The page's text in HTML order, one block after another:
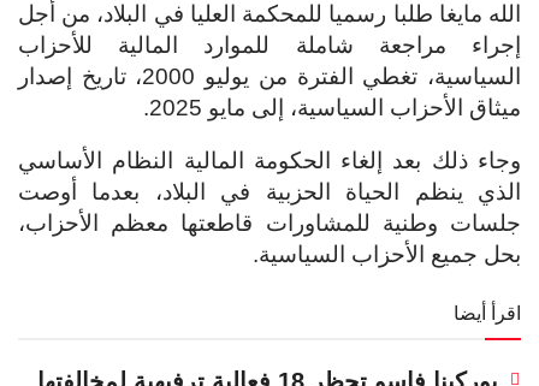
الله مايغا طلبا رسميا للمحكمة العليا في البلاد، من أجل
إجراء مراجعة شاملة للموارد المالية للأحزاب
السياسية، تغطي الفترة من يوليو 2000، تاريخ إصدار
ميثاق الأحزاب السياسية، إلى مايو 2025.
وجاء ذلك بعد إلغاء الحكومة المالية النظام الأساسي
الذي ينظم الحياة الحزبية في البلاد، بعدما أوصت
جلسات وطنية للمشاورات قاطعتها معظم الأحزاب،
بحل جميع الأحزاب السياسية.
اقرأ أيضا